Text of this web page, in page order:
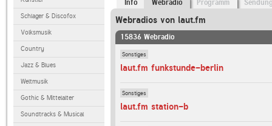
Schlager & Discofox
Volksmusik
Country
Jazz & Blues
Weltmusik
Gothic & Mittelalter
Soundtracks & Musical
Info Webradio Programm
Webradios von laut.fm
15836 Webradio
Sonstiges
laut.fm funkstunde-berlin
Sonstiges
laut.fm station-b